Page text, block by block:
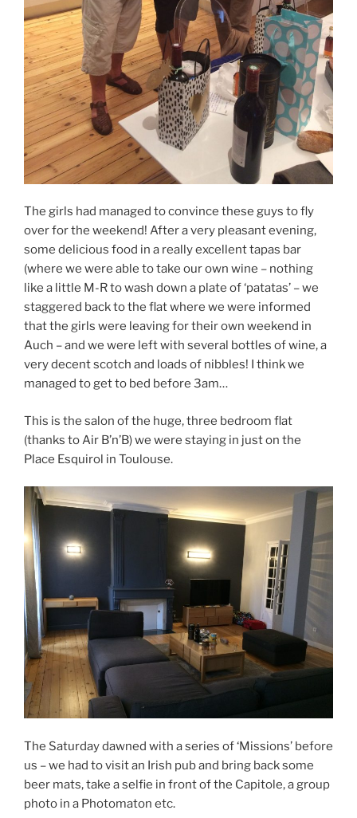
The girls had managed to convince these guys to fly
over for the weekend! After a very pleasant evening,
some delicious food in a really excellent tapas bar
(where we were able to take our own wine – nothing
like a little M-R to wash down a plate of ‘patatas’ – we
staggered back to the flat where we were informed
that the girls were leaving for their own weekend in
Auch – and we were left with several bottles of wine, a
very decent scotch and loads of nibbles! I think we
managed to get to bed before 3am…
This is the salon of the huge, three bedroom flat
(thanks to Air B’n’B) we were staying in just on the
Place Esquirol in Toulouse.
The Saturday dawned with a series of ‘Missions’ before
us – we had to visit an Irish pub and bring back some
beer mats, take a selfie in front of the Capitole, a group
photo in a Photomaton etc.